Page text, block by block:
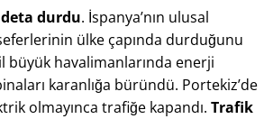
durdu. İspanya’nın ulusal
ülke çapında durduğunu
büyük havalimanlarında enerji
karanlığa büründü​. Portekiz’de
olmayınca trafiğe kapandı. Trafik